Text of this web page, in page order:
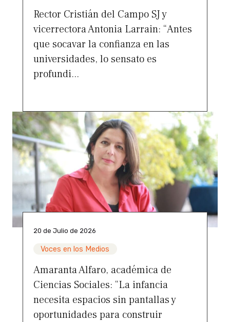
Rector Cristián del Campo SJ y
vicerrectora Antonia Larrain: “Antes
que socavar la confianza en las
universidades, lo sensato es
profundi...
20 de Julio de 2026
Voces en los Medios
Amaranta Alfaro, académica de
Ciencias Sociales: “La infancia
necesita espacios sin pantallas y
oportunidades para construir